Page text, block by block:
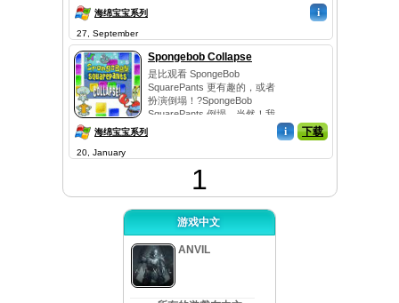
球亚特兰蒂斯SquareOff。帮
助他寻求一切如画的水下位
置，并收集了一整套魔术卡。
停止浮游生物的军队之前，他
们征服了水下世界！...
海绵宝宝系列 i
27, September
Spongebob Collapse
是比观看 SpongeBob
SquarePants 更有趣的，或者
扮演倒塌！?SpongeBob
SquarePants 倒塌，当然！我
海绵宝宝系列 i 下载
20, January
1
游戏中文
ANVIL